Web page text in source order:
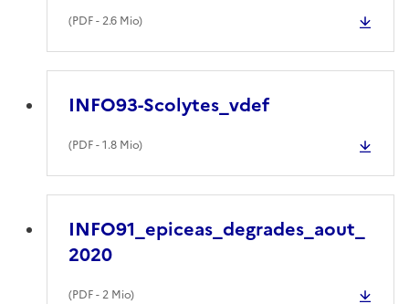
(PDF- 2.6 Mio)
INFO93-Scolytes_vdef
(PDF- 1.8 Mio)
INFO91_epiceas_degrades_aout_
2020
(PDF- 2 Mio)